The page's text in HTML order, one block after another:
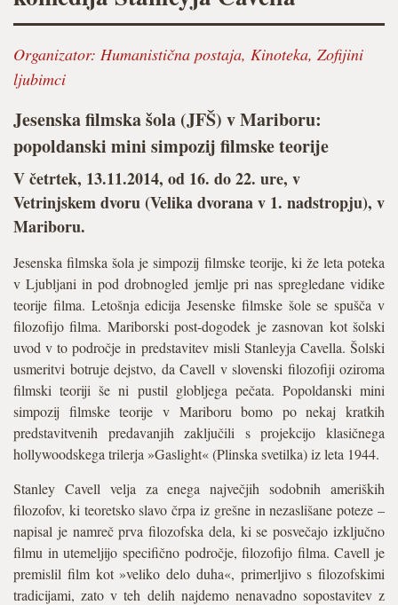
Organizator: Humanistična postaja, Kinoteka, Zofijini
ljubimci
Jesenska filmska šola (JFŠ) v Mariboru:
popoldanski mini simpozij filmske teorije
V četrtek, 13.11.2014, od 16. do 22. ure, v
Vetrinjskem dvoru (Velika dvorana v 1. nadstropju), v
Mariboru.
Jesenska filmska šola je simpozij filmske teorije, ki že leta poteka
v Ljubljani in pod drobnogled jemlje pri nas spregledane vidike
teorije filma. Letošnja edicija Jesenske filmske šole se spušča v
filozofijo filma. Mariborski post-dogodek je zasnovan kot šolski
uvod v to področje in predstavitev misli Stanleyja Cavella. Šolski
usmeritvi botruje dejstvo, da Cavell v slovenski filozofiji oziroma
filmski teoriji še ni pustil globljega pečata. Popoldanski mini
simpozij filmske teorije v Mariboru bomo po nekaj kratkih
predstavitvenih predavanjih zaključili s projekcijo klasičnega
hollywoodskega trilerja »Gaslight« (Plinska svetilka) iz leta 1944.
Stanley Cavell velja za enega največjih sodobnih ameriških
filozofov, ki teoretsko slavo črpa iz grešne in nezaslišane poteze –
napisal je namreč prva filozofska dela, ki se posvečajo izključno
filmu in utemeljijo specifično področje, filozofijo filma. Cavell je
premislil film kot »veliko delo duha«, primerljivo s filozofskimi
tradicijami, zato v teh delih najdemo nenavadno sopostavitev z